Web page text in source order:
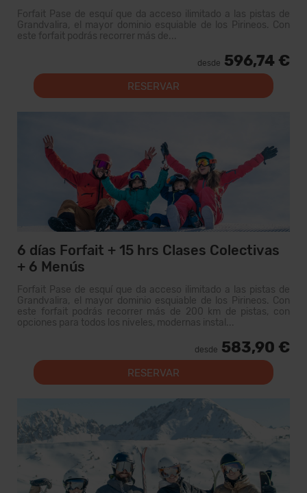
Forfait Pase de esquí que da acceso ilimitado a las pistas de
Grandvalira, el mayor dominio esquiable de los Pirineos. Con
este forfait podrás recorrer más de...
desde 596,74 €
RESERVAR
6 días Forfait + 15 hrs Clases Colectivas
+ 6 Menús
Forfait Pase de esquí que da acceso ilimitado a las pistas de
Grandvalira, el mayor dominio esquiable de los Pirineos. Con
este forfait podrás recorrer más de 200 km de pistas, con
opciones para todos los niveles, modernas instal...
desde 583,90 €
RESERVAR